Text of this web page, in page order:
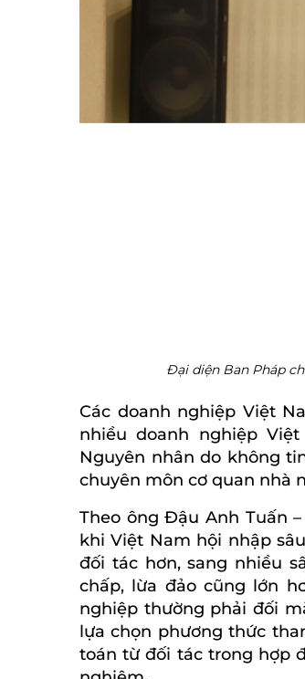
Đại diện Ban Pháp
Các doanh nghiệp Việt
nhiều doanh nghiệp
Nguyên nhân do không
chuyên môn cơ quan nhà
Theo ông Đậu Anh Tuấn
khi Việt Nam hội nhập
đối tác hơn, sang nhiều
chấp, lừa đảo cũng lớn
nghiệp thường phải đối
lựa chọn phương thức
toán từ đối tác trong hợp